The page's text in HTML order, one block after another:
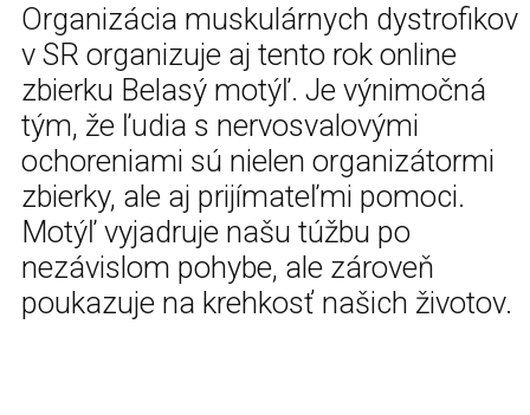
Organizácia muskulárnych dystrofikov
v SR organizuje aj tento rok online
zbierku Belasý motýľ. Je výnimočná
tým, že ľudia s nervosvalovými
ochoreniami sú nielen organizátormi
zbierky, ale aj prijímateľmi pomoci.
Motýľ vyjadruje našu túžbu po
nezávislom pohybe, ale zároveň
poukazuje na krehkosť našich životov.